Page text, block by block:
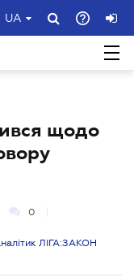
UA
щодо
0
ЛІГА:ЗАКОН